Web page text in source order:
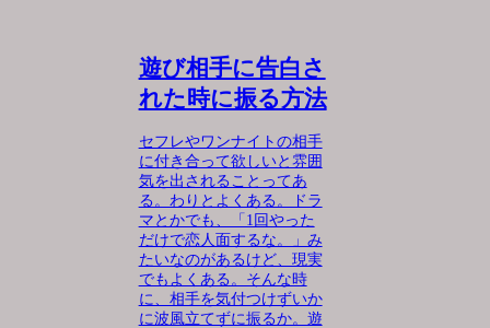
遊び相手に告白さ
れた時に振る方法
セフレやワンナイトの相手
に付き合って欲しいと雰囲
気を出されることってあ
る。わりとよくある。ドラ
マとかでも、「1回やった
だけで恋人面するな。」み
たいなのがあるけど、現実
でもよくある。そんな時
に、相手を気付つけずいか
に波風立てずに振るか。遊